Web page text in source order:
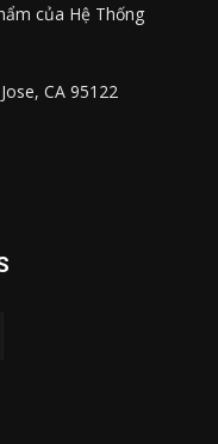
của Hệ Thống
CA 95122